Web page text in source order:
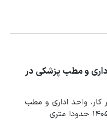
و مطب پزشکی در
کار، واحد اداری و مطب
پزشکی در فسا در مرداد 1405 حدودا متری